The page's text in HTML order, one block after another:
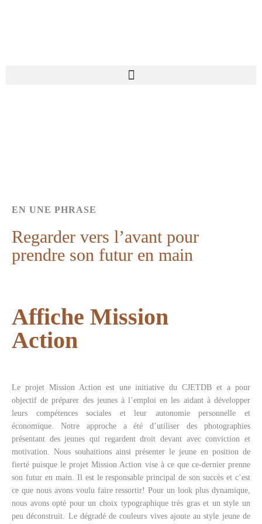
EN UNE PHRASE
Regarder vers l’avant pour
prendre son futur en main
Affiche Mission
Action
Le projet Mission Action est une initiative du CJETDB et a pour
objectif de préparer des jeunes à l’emploi en les aidant à développer
leurs compétences sociales et leur autonomie personnelle et
économique. Notre approche a été d’utiliser des photographies
présentant des jeunes qui regardent droit devant avec conviction et
motivation. Nous souhaitions ainsi présenter le jeune en position de
fierté puisque le projet Mission Action vise à ce que ce-dernier prenne
son futur en main. Il est le responsable principal de son succès et c’est
ce que nous avons voulu faire ressortir! Pour un look plus dynamique,
nous avons opté pour un choix typographique très gras et un style un
peu déconstruit. Le dégradé de couleurs vives ajoute au style jeune de